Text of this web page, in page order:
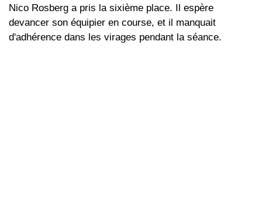
Nico Rosberg a pris la sixième place. Il espère
devancer son équipier en course, et il manquait
d'adhérence dans les virages pendant la séance.